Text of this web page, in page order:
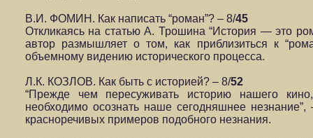
В.И. ФОМИН. Как написать “роман”? – 8/45
Откликаясь на статью А. Трошина “История — это
автор размышляет о том, как приблизиться к
объемному видению исторического процесса.
Л.К. КОЗЛОВ. Как быть с историей? – 8/52
“Прежде чем пересуживать историю нашего
необходимо осознать наше сегодняшнее
красноречивых примеров подобного незнания.